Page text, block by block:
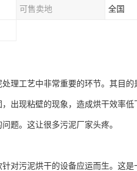
可售卖地 全国
理工艺中非常重要的环节。其目
出现粘壁的现象，造成烘干效率
题。这让很多污泥厂家头疼。
对污泥烘干的设备应运而生。这